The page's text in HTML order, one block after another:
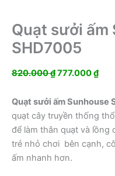
Quạt sưởi ấm
SHD7005
820.000₫Giá
là:
820.000 ₫.
777.000₫Giá
tại
là:
Quạt sưởi ấm Sunhouse
quạt cây truyền thống
để làm thân quạt và lồng
trẻ nhỏ chơi bên cạnh,
ấm nhanh hơn.